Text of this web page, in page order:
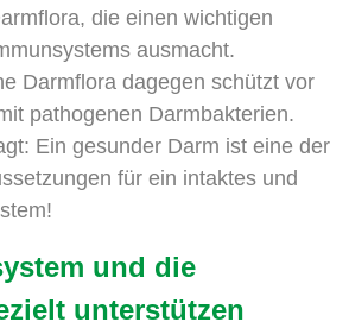
die einen wichtigen
ausmacht.
Darmflora dagegen schützt vor
pathogenen Darmbakterien.
Ein gesunder Darm ist eine der
für ein intaktes und
und die
unterstützen